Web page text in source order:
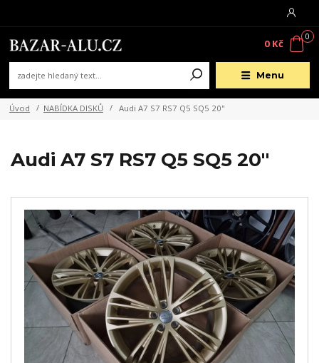
Menu
0
0 Kč
Úvod NABÍDKA DISKŮ Audi A7 S7 RS7 Q5 SQ5 20"
Audi A7 S7 RS7 Q5 SQ5 20"